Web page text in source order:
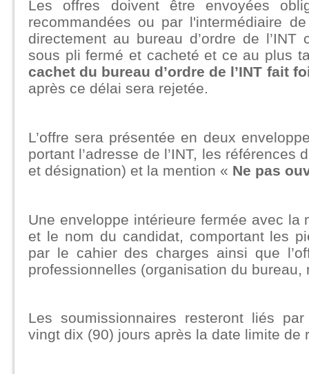
Les offres doivent être envoyées
recommandées ou par l'intermédiaire
directement au bureau d’ordre de l’INT
sous pli fermé et cacheté et ce au plus
cachet du bureau d’ordre de l’INT fait
après ce délai sera rejetée.
L’offre sera présentée en deux
portant l’adresse de l’INT, les références
et désignation) et la mention « Ne pas
Une enveloppe intérieure fermée avec la
et le nom du candidat, comportant les
par le cahier des charges ainsi que
professionnelles (organisation du
Les soumissionnaires resteront liés
vingt dix (90) jours après la date limite de